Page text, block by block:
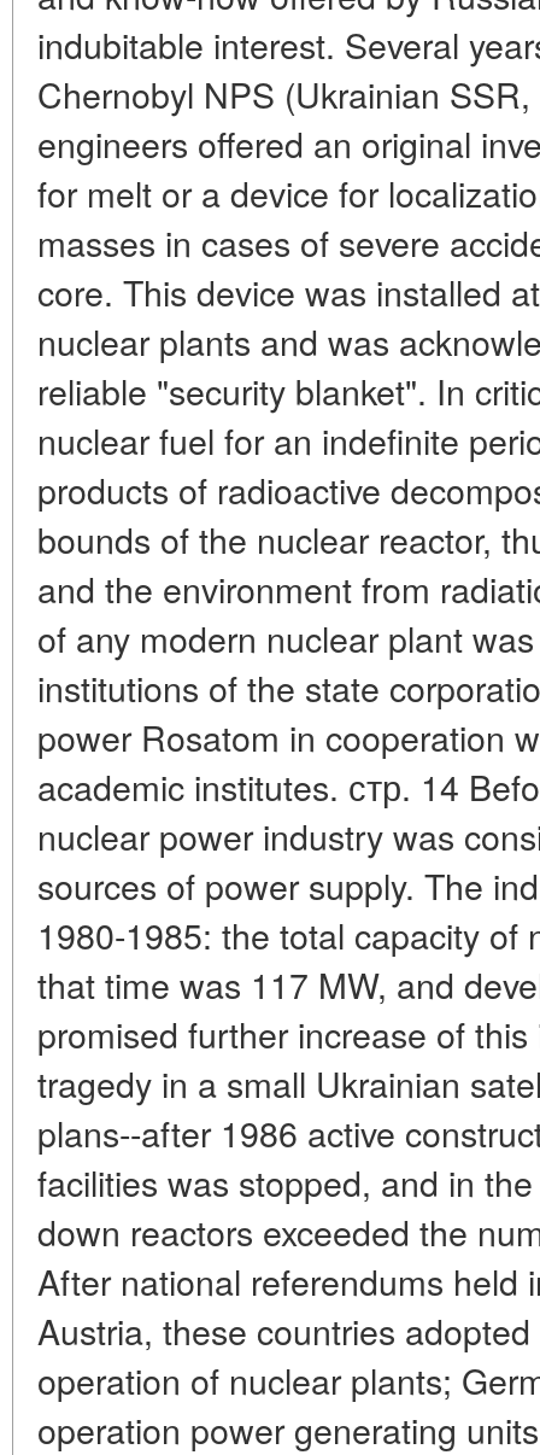
indubitable interest. Several
Chernobyl NPS (Ukrainian
engineers offered an original
for melt or a device for
masses in cases of severe
core. This device was installed
nuclear plants and was
reliable "security blanket". In
nuclear fuel for an indefinite
products of radioactive
bounds of the nuclear reactor,
and the environment from
of any modern nuclear plant
institutions of the state
power Rosatom in cooperation
academic institutes. стр. 14
nuclear power industry was
sources of power supply. The
1980-1985: the total capacity of
that time was 117 MW, and
promised further increase of
tragedy in a small Ukrainian
plans--after 1986 active
facilities was stopped, and in
down reactors exceeded the
After national referendums held
Austria, these countries
operation of nuclear plants;
operation power generating